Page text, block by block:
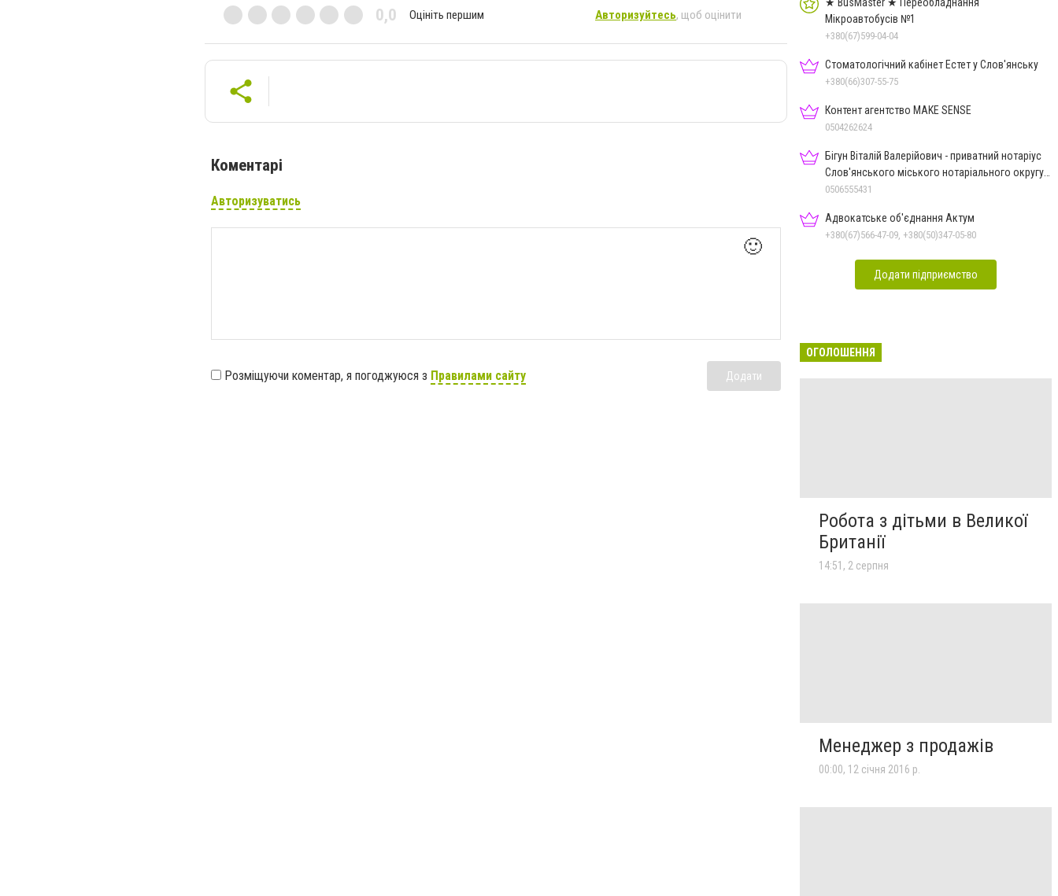
0,0 Оцініть першим Авторизуйтесь, щоб оцінити
Коментарі
Авторизуватись
🙂
Розміщуючи коментар, я погоджуюся з Правилами сайту Додати
Мікроавтобусів №1
+380(67)599-04-04
Стоматологічний кабінет Естет у Слов'янську
+380(66)307-55-75
Контент агентство MAKE SENSE
0504262624
Бігун Віталій Валерійович - приватний нотаріус
Слов'янського міського нотаріального округу
Дон.обл.
0506555431
Адвокатське об'єднання Актум
+380(67)566-47-09, +380(50)347-05-80
Додати підприємство
ОГОЛОШЕННЯ
Робота з дітьми в Великої
Британії
14:51, 2 серпня
Менеджер з продажів
00:00, 12 січня 2016 р.